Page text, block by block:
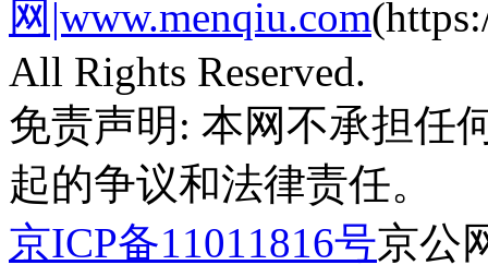
网|www.menqiu.com
All Rights Reserved.
免责声明: 本网不承担任
起的争议和法律责任。
京ICP备11011816号京公